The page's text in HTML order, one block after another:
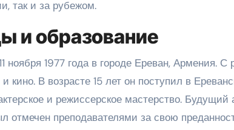
так и за рубежом.
и образование
ноября 1977 года в городе Ереван, Армения. С
кино. В возрасте 15 лет он поступил в
и режиссерское мастерство. Будущий
отмечен преподавателями за свою